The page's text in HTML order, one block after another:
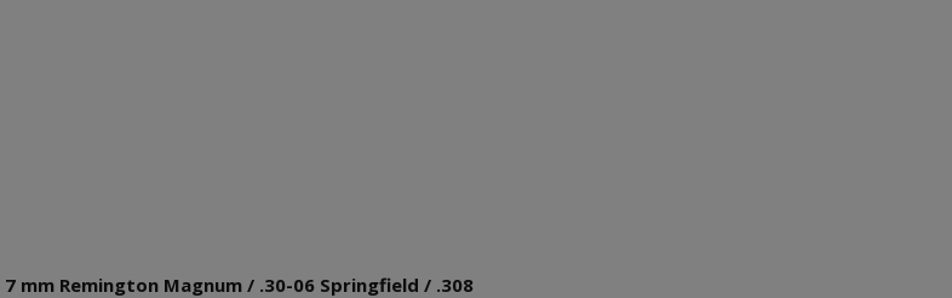
7 mm Remington Magnum / .30-06 Springfield / .308